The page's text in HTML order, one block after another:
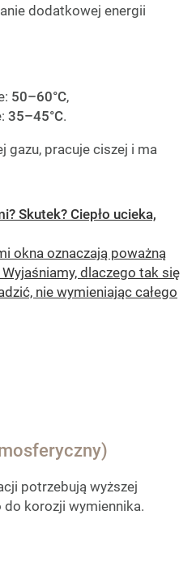
dodatkowej energii
50–60°C,
35–45°C.
gazu, pracuje ciszej i ma
Skutek? Ciepło ucieka,
okna oznaczają poważną
dlaczego tak się
nie wymieniając całego
potrzebują wyższej
do korozji wymiennika.